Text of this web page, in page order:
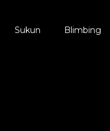
Sukun Blimbing